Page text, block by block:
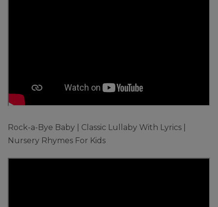
Rock-a-Bye Baby | Classic Lullaby With Lyrics |
Nursery Rhymes For Kids